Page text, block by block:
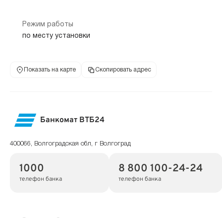
Режим работы
по месту установки
Показать на карте Скопировать адрес
Банкомат ВТБ24
400066, Волгоградская обл, г Волгоград
1000
телефон банка
8 800 100-24-24
телефон банка